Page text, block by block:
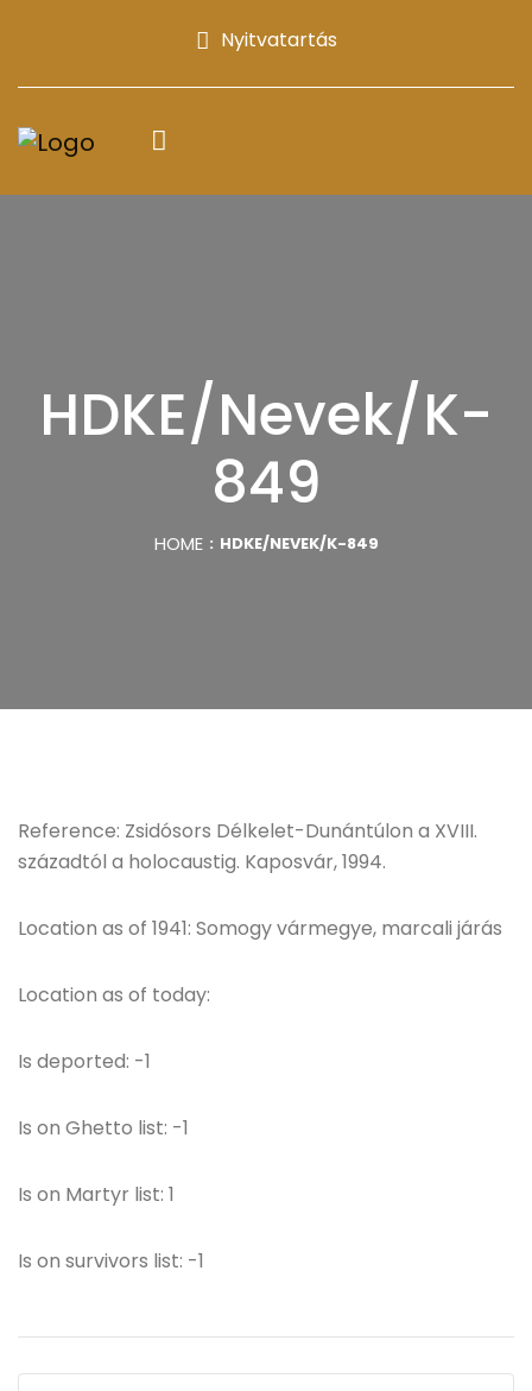
Nyitvatartás
HDKE/Nevek/K-
849
HOME HDKE/NEVEK/K-849
Reference: Zsidósors Délkelet-Dunántúlon a XVIII.
századtól a holocaustig. Kaposvár, 1994.
Location as of 1941: Somogy vármegye, marcali járás
Location as of today:
Is deported: -1
Is on Ghetto list: -1
Is on Martyr list: 1
Is on survivors list: -1